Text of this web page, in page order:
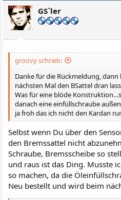
GS`ler
groovy schrieb:
Danke für die Rückmeldung,
nächsten Mal den BSattel dran
Was für eine blöde
danach eine einfüllschraube
ja froh das ich nicht den Kardan
Selbst wenn Du über den
den Bremssattel nicht
Schraube, Bremsscheibe so
und raus ist das Ding. Musste
so machen, da die
Neu bestellt und wird beim